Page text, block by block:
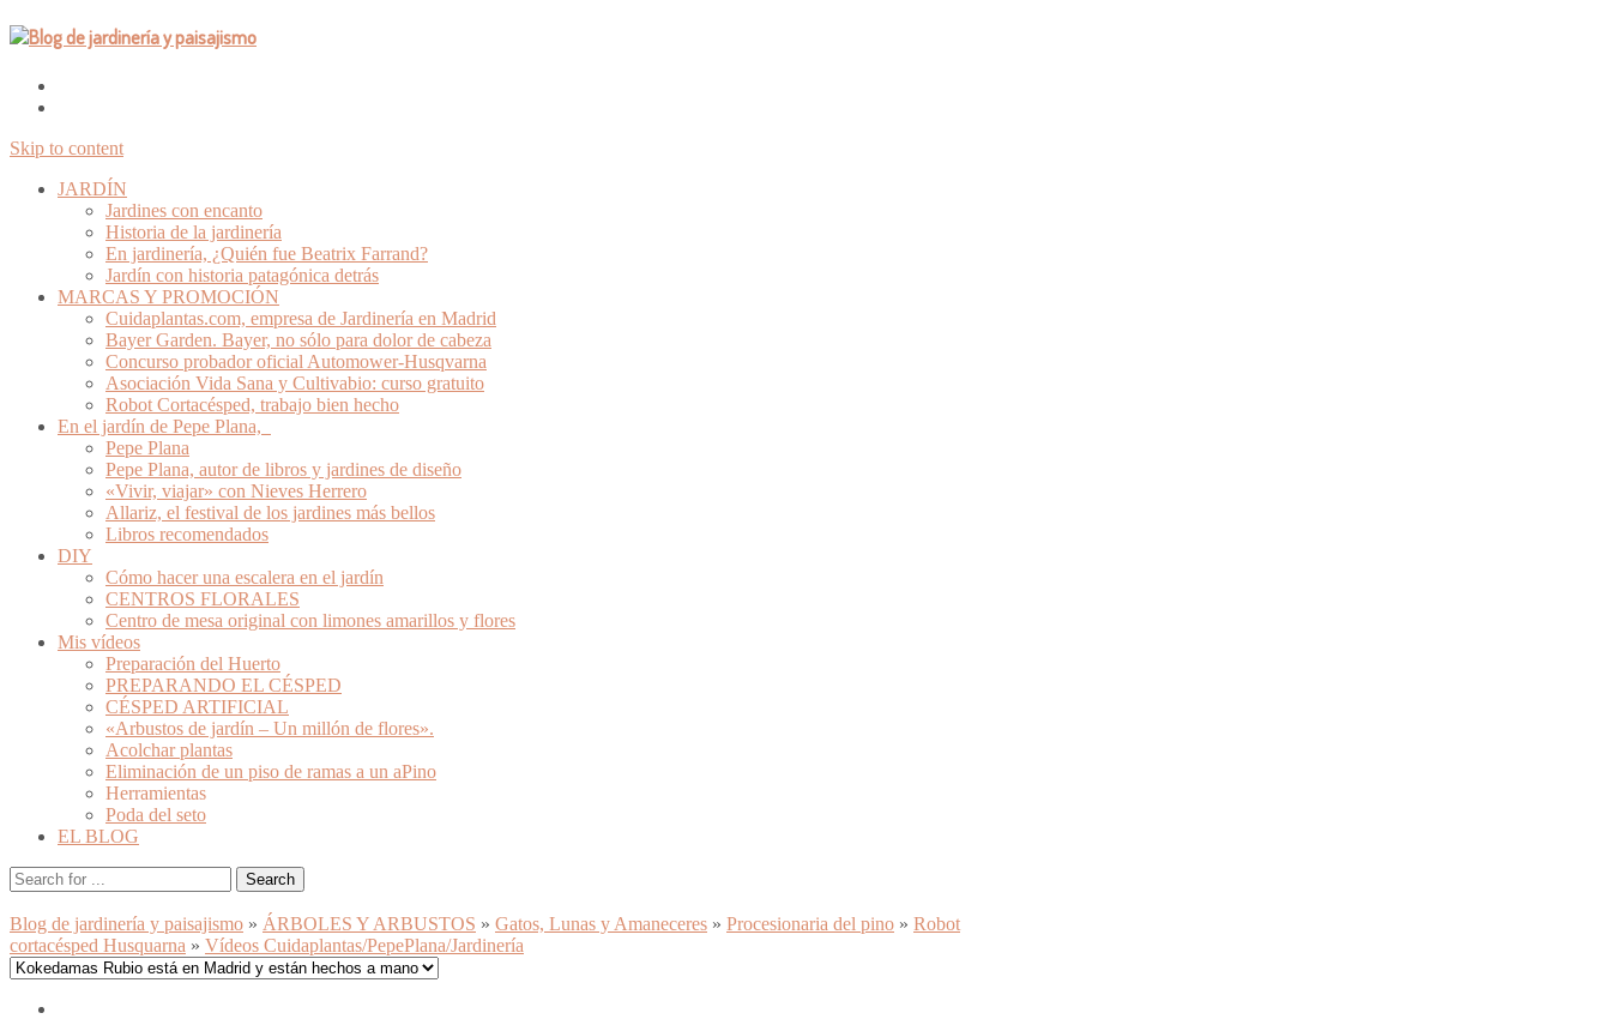
Skip to content
JARDÍN
Jardines con encanto
Historia de la jardinería
En jardinería, ¿Quién fue Beatrix Farrand?
Jardín con historia patagónica detrás
MARCAS Y PROMOCIÓN
Cuidaplantas.com, empresa de Jardinería en Madrid
Bayer Garden. Bayer, no sólo para dolor de cabeza
Concurso probador oficial Automower-Husqvarna
Asociación Vida Sana y Cultivabio: curso gratuito
Robot Cortacésped, trabajo bien hecho
En el jardín de Pepe Plana,
Pepe Plana
Pepe Plana, autor de libros y jardines de diseño
«Vivir, viajar» con Nieves Herrero
Allariz, el festival de los jardines más bellos
Libros recomendados
DIY
Cómo hacer una escalera en el jardín
CENTROS FLORALES
Centro de mesa original con limones amarillos y flores
Mis vídeos
Preparación del Huerto
PREPARANDO EL CÉSPED
CÉSPED ARTIFICIAL
«Arbustos de jardín – Un millón de flores».
Acolchar plantas
Eliminación de un piso de ramas a un aPino
Herramientas
Poda del seto
EL BLOG
Blog de jardinería y paisajismo » ÁRBOLES Y ARBUSTOS » Gatos, Lunas y Amaneceres » Procesionaria del pino » Robot
cortacésped Husquarna » Vídeos Cuidaplantas/PepePlana/Jardinería